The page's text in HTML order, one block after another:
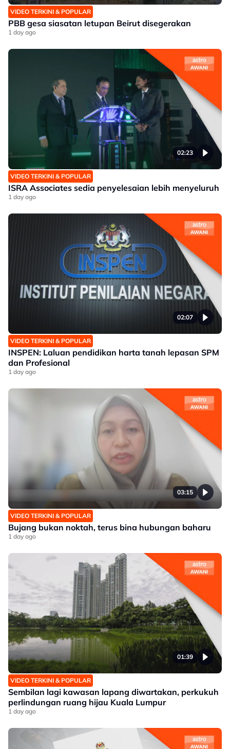
VIDEO TERKINI & POPULAR
PBB gesa siasatan letupan Beirut disegerakan
1 day ago
02:23
VIDEO TERKINI & POPULAR
ISRA Associates sedia penyelesaian lebih menyeluruh
1 day ago
02:07
VIDEO TERKINI & POPULAR
INSPEN: Laluan pendidikan harta tanah lepasan SPM
dan Profesional
1 day ago
03:15
VIDEO TERKINI & POPULAR
Bujang bukan noktah, terus bina hubungan baharu
1 day ago
01:39
VIDEO TERKINI & POPULAR
Sembilan lagi kawasan lapang diwartakan, perkukuh
perlindungan ruang hijau Kuala Lumpur
1 day ago